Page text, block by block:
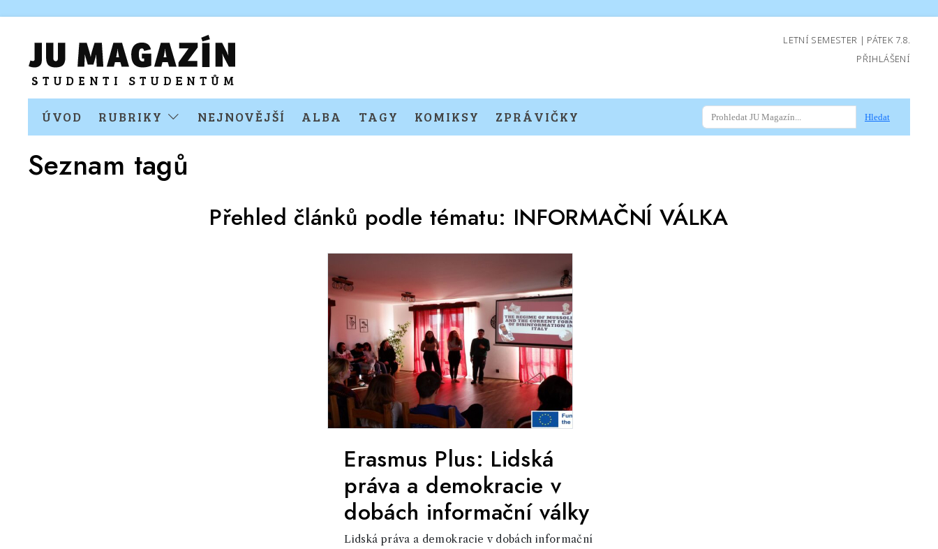
LETNÍ SEMESTER | PÁTEK 7.8.
PŘIHLÁŠENÍ
ÚVOD RUBRIKY NEJNOVĚJŠÍ ALBA TAGY KOMIKSY ZPRÁVIČKY Hledat
Seznam tagů
Přehled článků podle tématu: INFORMAČNÍ VÁLKA
Erasmus Plus: Lidská
práva a demokracie v
dobách informační války
Lidská práva a demokracie v dobách informační